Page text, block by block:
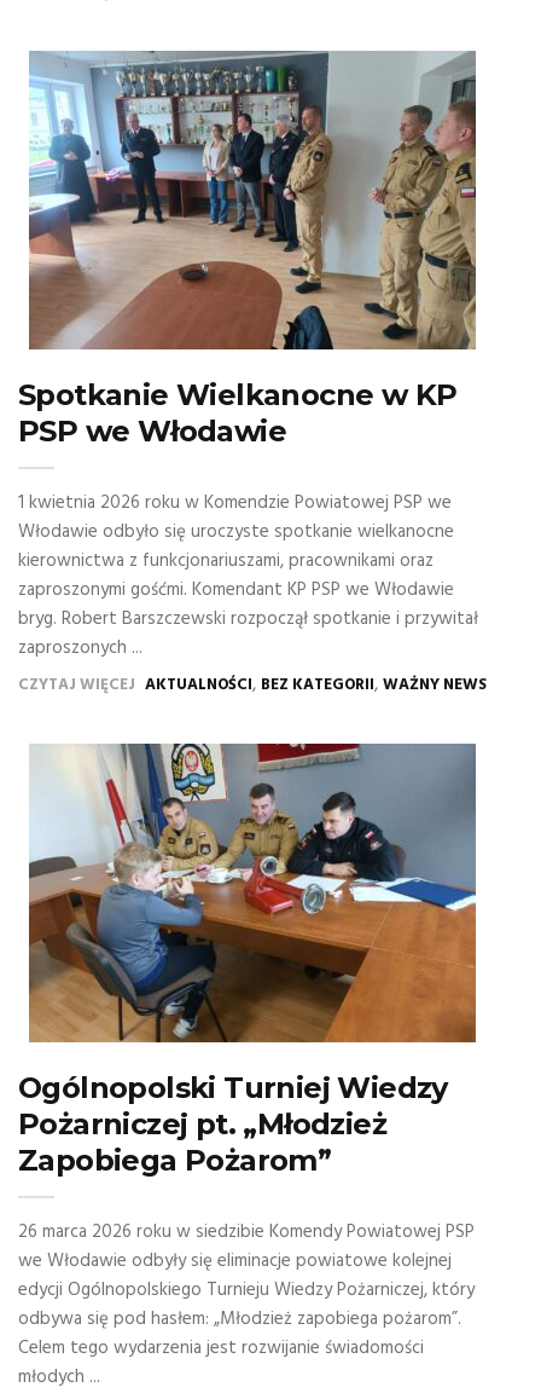
Spotkanie Wielkanocne w KP
PSP we Włodawie
1 kwietnia 2026 roku w Komendzie Powiatowej PSP we
Włodawie odbyło się uroczyste spotkanie wielkanocne
kierownictwa z funkcjonariuszami, pracownikami oraz
zaproszonymi gośćmi. Komendant KP PSP we Włodawie
bryg. Robert Barszczewski rozpoczął spotkanie i przywitał
zaproszonych ...
CZYTAJ WIĘCEJ AKTUALNOŚCI, BEZ KATEGORII,WAŻNY NEWS
Ogólnopolski Turniej Wiedzy
Pożarniczej pt. „Młodzież
Zapobiega Pożarom”
26 marca 2026 roku w siedzibie Komendy Powiatowej PSP
we Włodawie odbyły się eliminacje powiatowe kolejnej
edycji Ogólnopolskiego Turnieju Wiedzy Pożarniczej, który
odbywa się pod hasłem: „Młodzież zapobiega pożarom”.
Celem tego wydarzenia jest rozwijanie świadomości
młodych ...